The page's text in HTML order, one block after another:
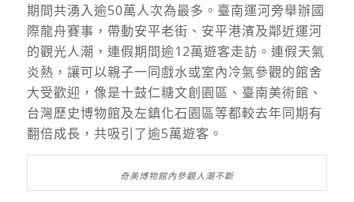
期間共湧入逾50萬人次為最多。臺南運河旁舉辦國
際龍舟賽事，帶動安平老街、安平港濱及鄰近運河
的觀光人潮，連假期間逾12萬遊客走訪。連假天氣
炎熱，讓可以親子一同戲水或室內冷氣參觀的館舍
大受歡迎，像是十鼓仁糖文創園區、臺南美術館、
台灣歷史博物館及左鎮化石園區等都較去年同期有
翻倍成長，共吸引了逾5萬遊客。
奇美博物館內參觀人潮不斷